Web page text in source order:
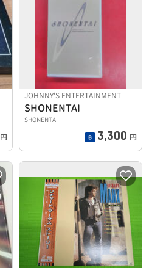
円
JOHNNY'S ENTERTAINMENT
SHONENTAI
SHONENTAI
3,300 円